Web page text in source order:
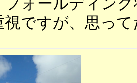
ですが、思っ